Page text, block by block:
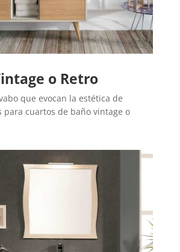
o Retro
que evocan la estética de
para cuartos de baño vintage o